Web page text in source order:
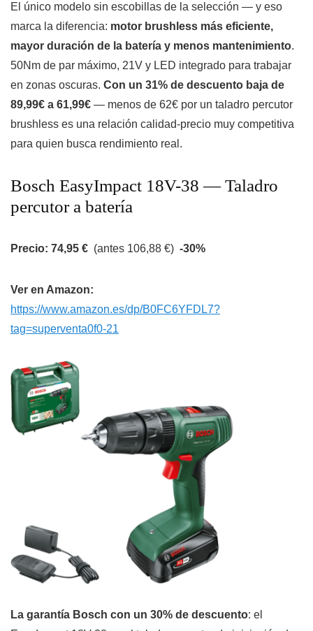
El único modelo sin escobillas de la selección — y eso
marca la diferencia: motor brushless más eficiente,
mayor duración de la batería y menos mantenimiento.
50Nm de par máximo, 21V y LED integrado para trabajar
en zonas oscuras. Con un 31% de descuento baja de
89,99€ a 61,99€ — menos de 62€ por un taladro percutor
brushless es una relación calidad-precio muy competitiva
para quien busca rendimiento real.
Bosch EasyImpact 18V-38 — Taladro
percutor a batería
Precio: 74,95 € (antes 106,88 €) -30%
Ver en Amazon:
https://www.amazon.es/dp/B0FC6YFDL7?
tag=superventa0f0-21
La garantía Bosch con un 30% de descuento: el